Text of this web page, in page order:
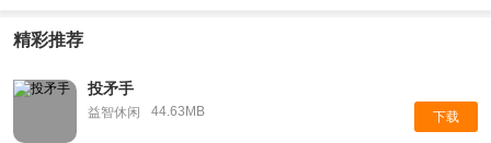
精彩推荐
投矛手
益智休闲 44.63MB 下载